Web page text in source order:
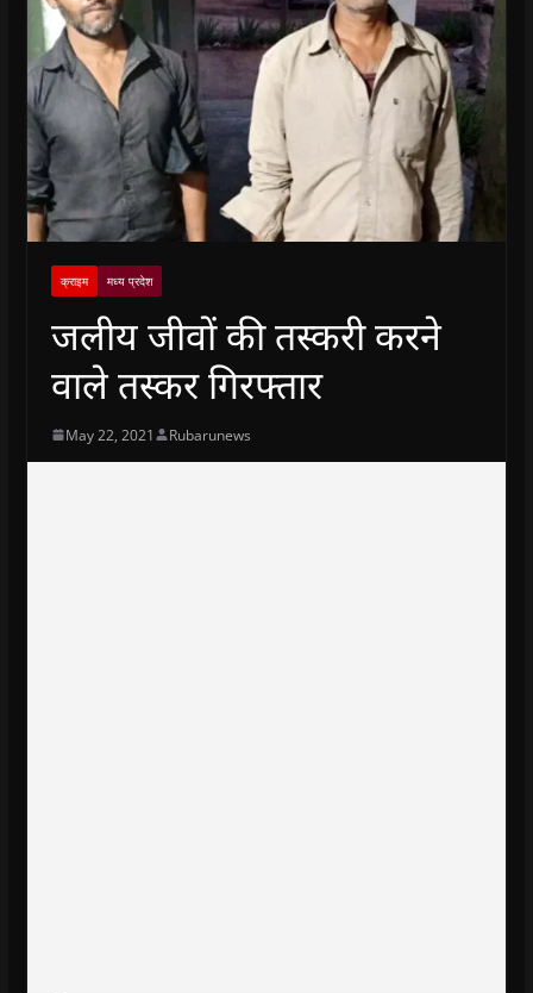
क्राइम मध्य प्रदेश
जलीय जीवों की तस्करी करने
वाले तस्कर गिरफ्तार
May 22, 2021 Rubarunews